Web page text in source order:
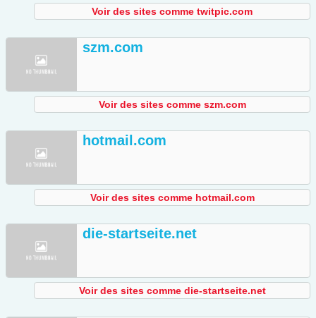
Voir des sites comme twitpic.com
szm.com
Voir des sites comme szm.com
hotmail.com
Voir des sites comme hotmail.com
die-startseite.net
Voir des sites comme die-startseite.net